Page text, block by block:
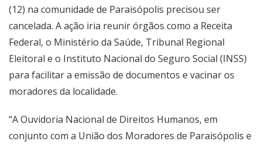
(12) na comunidade de Paraisópolis precisou ser
cancelada. A ação iria reunir órgãos como a Receita
Federal, o Ministério da Saúde, Tribunal Regional
Eleitoral e o Instituto Nacional do Seguro Social (INSS)
para facilitar a emissão de documentos e vacinar os
moradores da localidade.
“A Ouvidoria Nacional de Direitos Humanos, em
conjunto com a União dos Moradores de Paraisópolis e